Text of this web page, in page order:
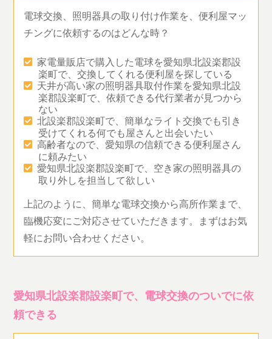
電球交換、照明器具の取り付け作業を、便利屋マッ
チングに依頼するのはどんな時？
家電量販店で購入した電球を愛知県北設楽郡設
楽町で、交換してくれる便利屋を探している
天井が高い家の照明器具取付作業を愛知県北設
楽郡設楽町で、依頼できる代行業者が見つから
ない
北設楽郡設楽町で、簡単なライト交換でも引き
受けてくれる何でも屋さんと出会いたい
高齢者なので、愛知県の信頼できる便利屋さん
に頼みたい
愛知県北設楽郡設楽町で、空き家の照明器具の
取り外しを担当して欲しい
上記のように、簡単な電球交換から高所作業まで、
臨機応変にご対応させていただきます。まずはお気
軽にお問い合わせください。
愛知県北設楽郡設楽町で、電球交換のついでに依
頼できる